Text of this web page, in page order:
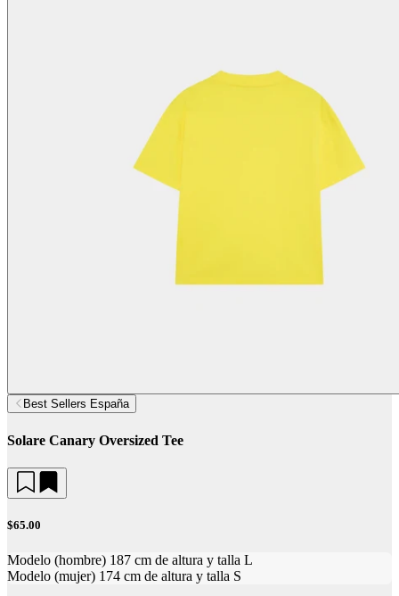
Best Sellers España
Solare Canary Oversized Tee
$65.00
Modelo (hombre) 187 cm de altura y talla L
Modelo (mujer) 174 cm de altura y talla S